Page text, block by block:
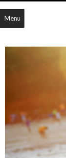
Menu